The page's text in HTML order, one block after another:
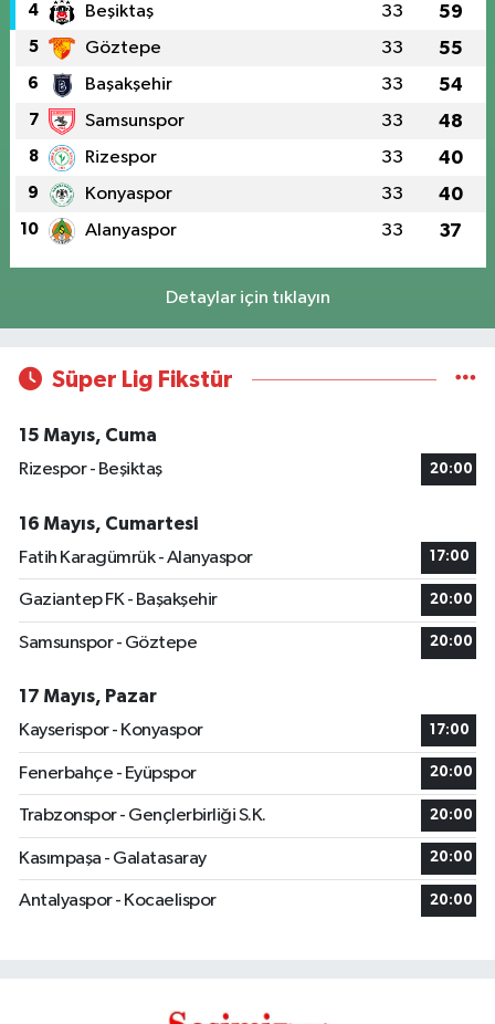
4 Beşiktaş 33 59
5 Göztepe 33 55
6 Başakşehir 33 54
7 Samsunspor 33 48
8 Rizespor 33 40
9 Konyaspor 33 40
10 Alanyaspor 33 37
Detaylar için tıklayın
Süper Lig Fikstür
15 Mayıs, Cuma
Rizespor - Beşiktaş
20:00
16 Mayıs, Cumartesi
Fatih Karagümrük - Alanyaspor
17:00
Gaziantep FK - Başakşehir 20:00
Samsunspor - Göztepe 20:00
17 Mayıs, Pazar
Kayserispor - Konyaspor
17:00
Fenerbahçe - Eyüpspor 20:00
Trabzonspor - Gençlerbirliği S.K. 20:00
Kasımpaşa - Galatasaray 20:00
Antalyaspor - Kocaelispor 20:00